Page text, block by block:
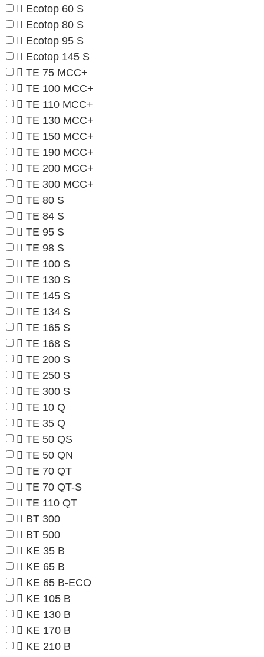
Ecotop 60 S
Ecotop 80 S
Ecotop 95 S
Ecotop 145 S
TE 75 MCC+
TE 100 MCC+
TE 110 MCC+
TE 130 MCC+
TE 150 MCC+
TE 190 MCC+
TE 200 MCC+
TE 300 MCC+
TE 80 S
TE 84 S
TE 95 S
TE 98 S
TE 100 S
TE 130 S
TE 145 S
TE 134 S
TE 165 S
TE 168 S
TE 200 S
TE 250 S
TE 300 S
TE 10 Q
TE 35 Q
TE 50 QS
TE 50 QN
TE 70 QT
TE 70 QT-S
TE 110 QT
BT 300
BT 500
KE 35 B
KE 65 B
KE 65 B-ECO
KE 105 B
KE 130 B
KE 170 B
KE 210 B